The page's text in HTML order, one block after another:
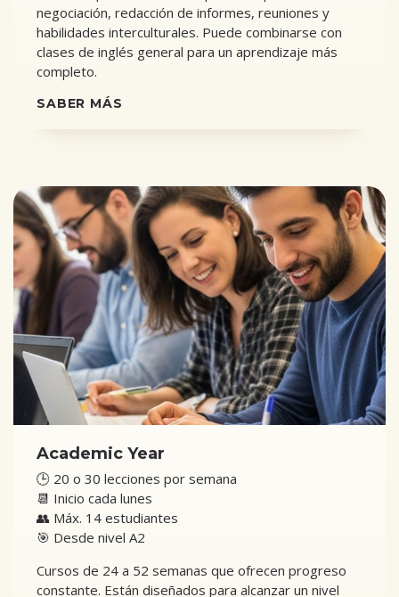
negociación, redacción de informes, reuniones y
habilidades interculturales. Puede combinarse con
clases de inglés general para un aprendizaje más
completo.
SABER MÁS
Academic Year
🕒 20 o 30 lecciones por semana
📆 Inicio cada lunes
👥 Máx. 14 estudiantes
🎯 Desde nivel A2
Cursos de 24 a 52 semanas que ofrecen progreso
constante. Están diseñados para alcanzar un nivel